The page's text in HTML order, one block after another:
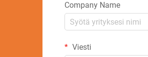
Company Name
Viesti